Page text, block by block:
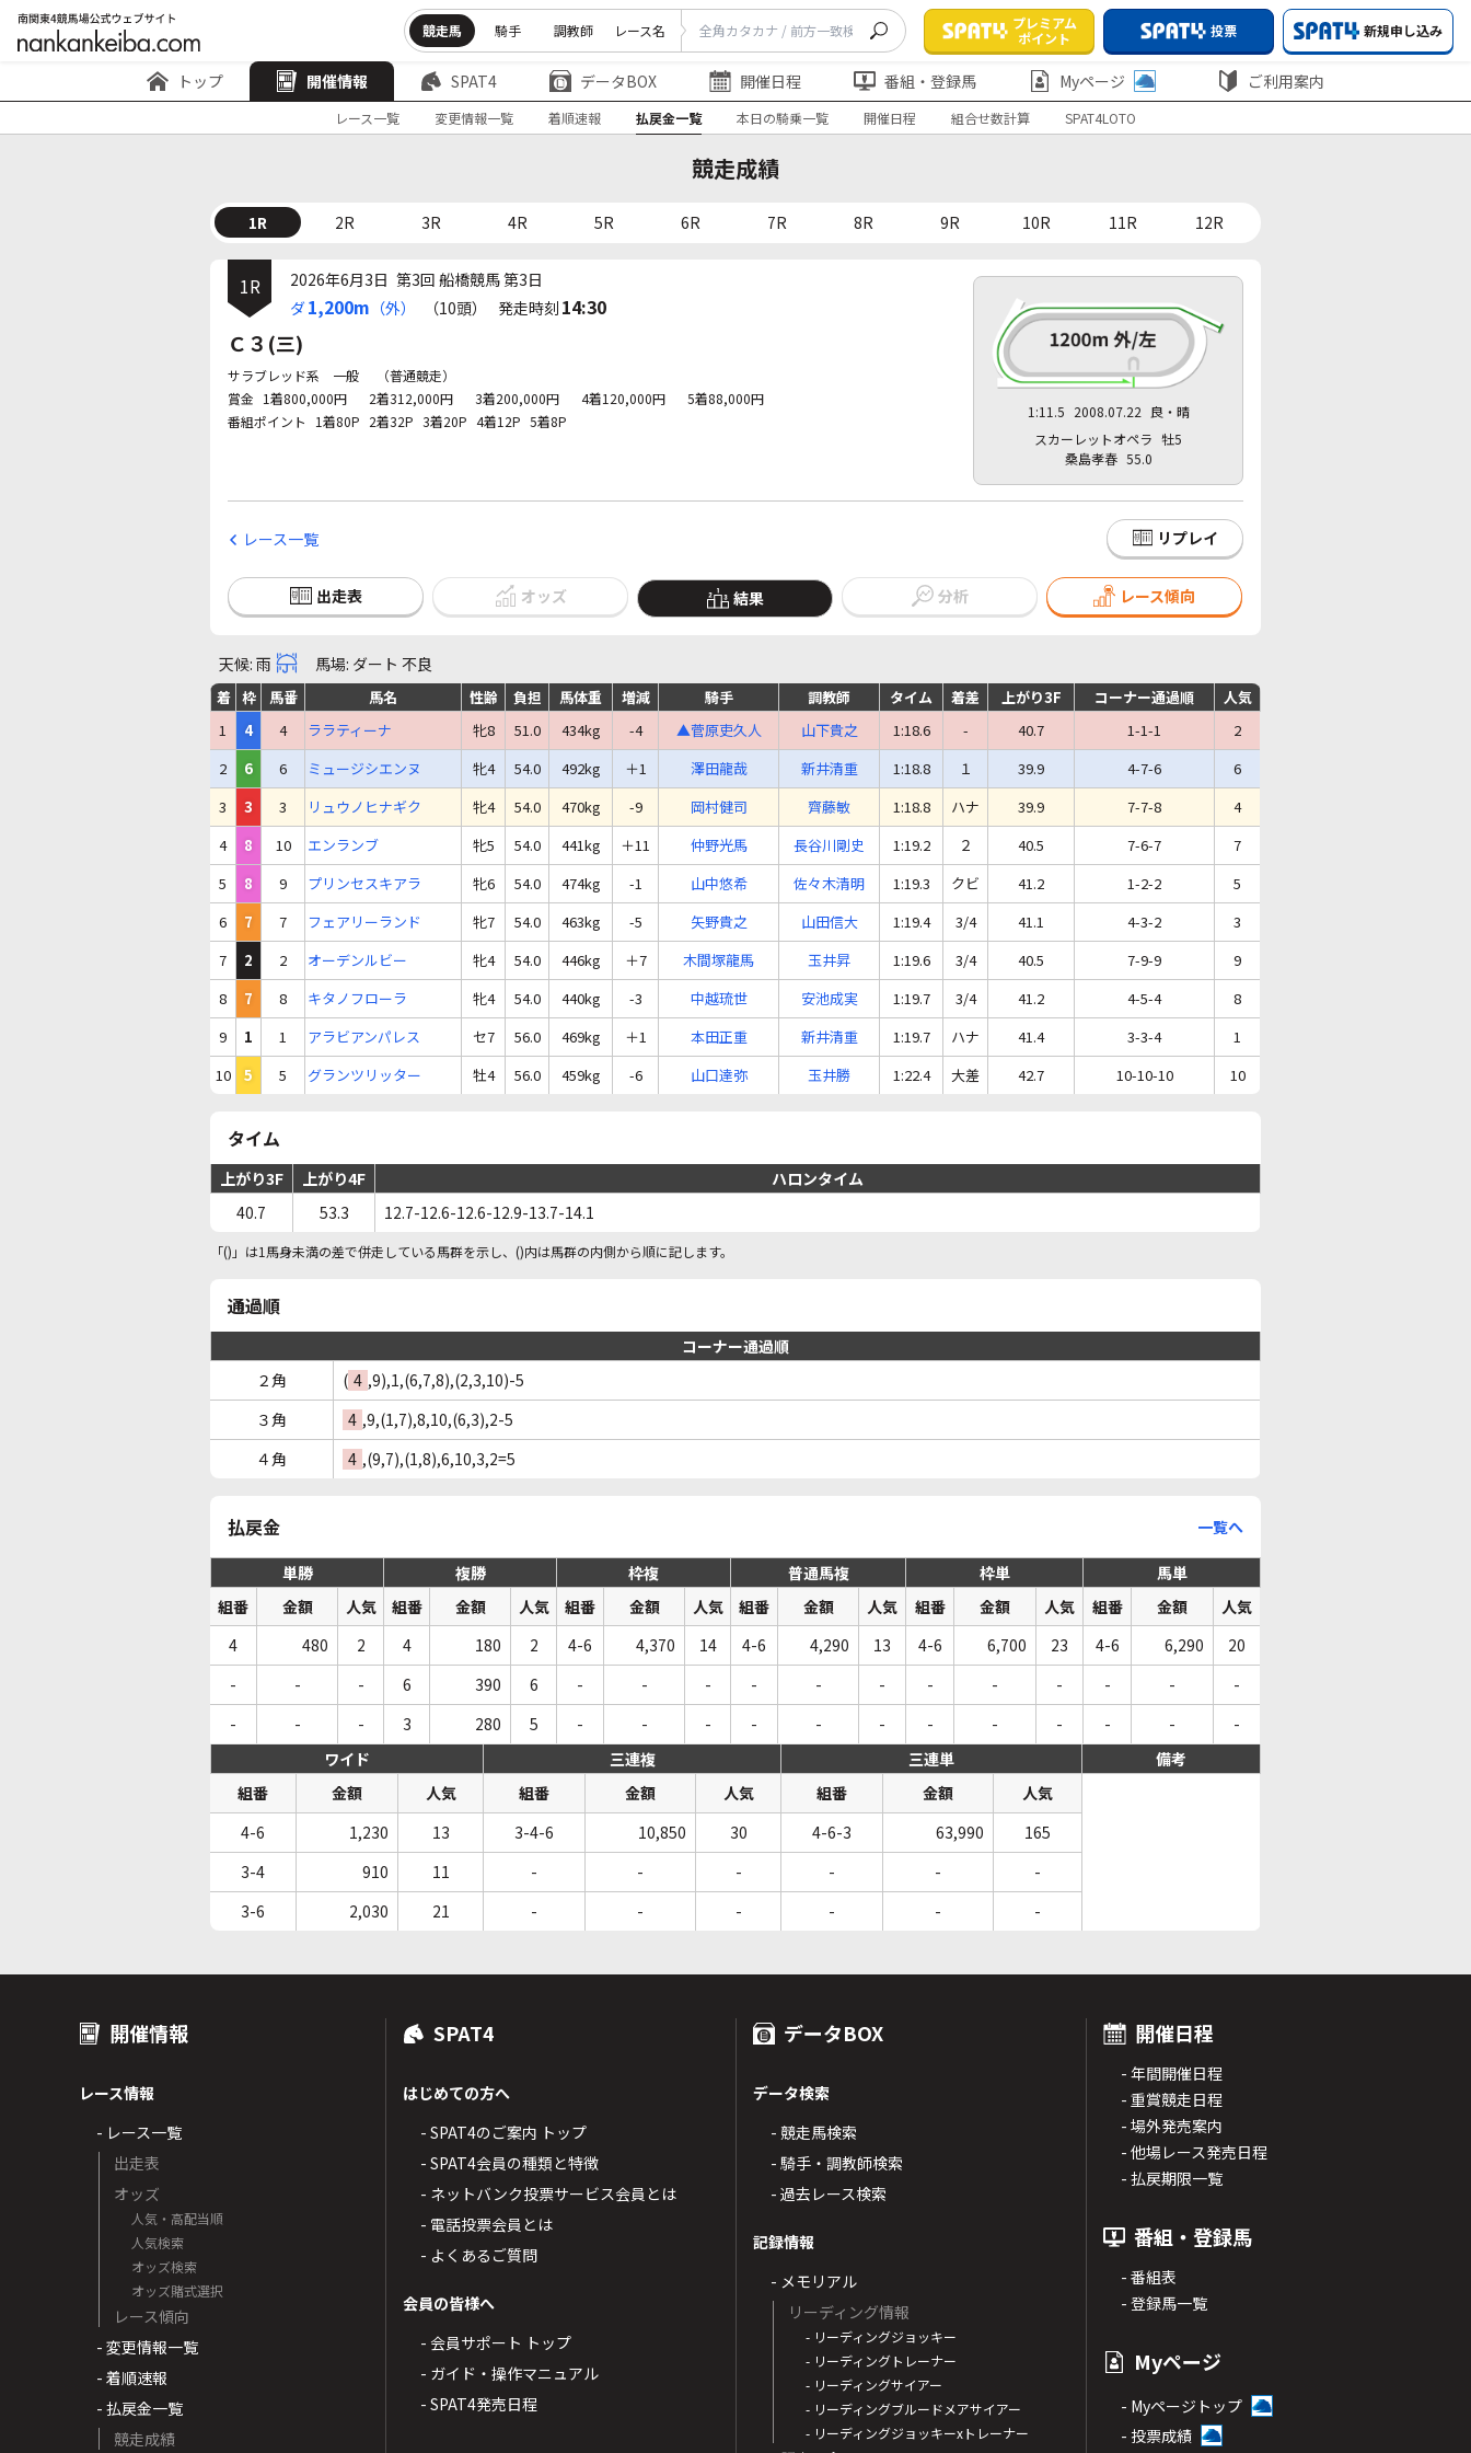
競走馬 騎手 調教師 レース名
プレミアム
ポイント
投票 新規申し込み
トップ 開催情報 SPAT4 データBOX 開催日程 番組・登録馬 Myページ ご利用案内
レース一覧 変更情報一覧 着順速報 払戻金一覧 本日の騎乗一覧 開催日程 組合せ数計算 SPAT4LOTO
競走成績
1R 2R 3R 4R 5R 6R 7R 8R 9R 10R 11R 12R
1R 2026年6月3日 第3回 船橋競馬 第3日
ダ1,200m （外） （10頭） 発走時刻 14:30
Ｃ３(三)
サラブレッド系 一般
（普通競走）
賞金 1着800,000円 2着312,000円 3着200,000円 4着120,000円
5着88,000円
番組ポイント
1着80P 2着32P 3着20P 4着12P 5着8P
1:11.5 2008.07.22 良・晴
スカーレットオペラ 牡5
桑島孝春 55.0
レース一覧 リプレイ
出走表 オッズ 結果 分析 レース傾向
天候: 雨 馬場: ダート 不良
着 枠 馬番 馬名 性齢 負担 馬体重 増減 騎手 調教師 タイム 着差 上がり3F コーナー通過順
人気
1
4 4 ララティーナ 牝8 51.0 434kg -4 ▲菅原吏久人 山下貴之 1:18.6 - 40.7 1-1-1
2
2
6 6 ミュージシエンヌ 牝4 54.0 492kg ＋1 澤田龍哉 新井清重 1:18.8 １ 39.9 4-7-6
6
3
3 3 リュウノヒナギク 牝4 54.0 470kg -9 岡村健司 齊藤敏 1:18.8 ハナ 39.9 7-7-8
4
4
8 10 エンランブ 牝5 54.0 441kg ＋11 仲野光馬 長谷川剛史 1:19.2 ２ 40.5 7-6-7
7
5
8 9 プリンセスキアラ 牝6 54.0 474kg -1 山中悠希 佐々木清明 1:19.3 クビ 41.2 1-2-2
5
6
7 7 フェアリーランド 牝7 54.0 463kg -5 矢野貴之 山田信大 1:19.4 3/4 41.1 4-3-2
3
7
2 2 オーデンルビー 牝4 54.0 446kg ＋7 木間塚龍馬 玉井昇 1:19.6 3/4 40.5 7-9-9
9
8
7 8 キタノフローラ 牝4 54.0 440kg -3 中越琉世 安池成実 1:19.7 3/4 41.2 4-5-4
8
9
1 1 アラビアンパレス セ7 56.0 469kg ＋1 本田正重 新井清重 1:19.7 ハナ 41.4 3-3-4
1
10
5 5 グランツリッター 牡4 56.0 459kg -6 山口達弥 玉井勝 1:22.4 大差 42.7 10-10-10 10
タイム
上がり3F 上がり4F
ハロンタイム
40.7
53.3 12.7-12.6-12.6-12.9-13.7-14.1
「()」は1馬身未満の差で併走している馬群を示し、()内は馬群の内側から順に記します。
通過順
コーナー通過順
２角
( 4 ,9),1,(6,7,8),(2,3,10)-5
３角
4 ,9,(1,7),8,10,(6,3),2-5
４角
4 ,(9,7),(1,8),6,10,3,2=5
払戻金 一覧へ
単勝 複勝 枠複 普通馬複 枠単
馬単
組番
金額 人気 組番 金額 人気 組番 金額 人気 組番 金額 人気 組番 金額 人気 組番 金額
人気
4
480 2 4 180 2 4-6 4,370 14 4-6 4,290 13 4-6 6,700 23 4-6 6,290
20
-
- - 6 390 6 - - - - - - - - - - -
-
-
- - 3 280 5 - - - - - - - - - - -
-
ワイド
三連複 三連単
備考
組番
金額 人気 組番 金額 人気 組番 金額
人気
4-6
1,230 13 3-4-6 10,850 30 4-6-3 63,990
165
3-4
910 11 - - - - -
-
3-6
2,030 21 - - - - - -
開催情報
レース情報
- レース一覧
出走表
オッズ
人気・高配当順
人気検索
オッズ検索
オッズ賭式選択
レース傾向
- 変更情報一覧
- 着順速報
- 払戻金一覧
競走成績
SPAT4
はじめての方へ
- SPAT4のご案内 トップ
- SPAT4会員の種類と特徴
- ネットバンク投票サービス会員とは
- 電話投票会員とは
- よくあるご質問
会員の皆様へ
- 会員サポート トップ
- ガイド・操作マニュアル
- SPAT4発売日程
データBOX
データ検索
- 競走馬検索
- 騎手・調教師検索
- 過去レース検索
記録情報
- メモリアル
リーディング情報
- リーディングジョッキー
- リーディングトレーナー
- リーディングサイアー
- リーディングブルードメアサイアー
- リーディングジョッキーxトレーナー
開催日程
- 年間開催日程
- 重賞競走日程
- 場外発売案内
- 他場レース発売日程
- 払戻期限一覧
番組・登録馬
- 番組表
- 登録馬一覧
Myページ
- Myページトップ
- 投票成績